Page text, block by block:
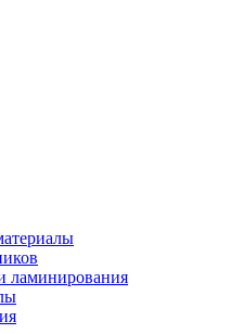
ламинирования